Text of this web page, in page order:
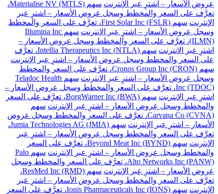
عروض الأسعار – اشترِ عبر الإنترنت
سهم Materialise NV (MTLS)،
تعرَّف على السعر والمخطط وسجل عروض الأسعار – اشترِ عبر
الإنترنت
سهم First Solar Inc (FSLR)، تعرَّف على السعر والمخطط
وسجل عروض الأسعار – اشترِ عبر الإنترنت
سهم Illumina Inc
(ILMN)، تعرَّف على السعر والمخطط وسجل عروض الأسعار –
اشترِ عبر الإنترنت
سهم Intellia Therapeutics Inc (NTLA)، تعرَّف
على السعر والمخطط وسجل عروض الأسعار – اشترِ عبر الإنترنت
سهم Cronos Group Inc (CRON)، تعرَّف على السعر والمخطط
وسجل عروض الأسعار – اشترِ عبر الإنترنت
سهم Teladoc Health
Inc (TDOC)، تعرَّف على السعر والمخطط وسجل عروض الأسعار –
اشترِ عبر الإنترنت
سهم BorgWarner Inc (BWA)، تعرَّف على السعر
والمخطط وسجل عروض الأسعار – اشترِ عبر الإنترنت سهم
Carvana Co (CVNA)، تعرَّف على السعر والمخطط وسجل عروض
الأسعار – اشترِ عبر الإنترنت
سهم Jumia Technologies AG (JMIA)،
تعرَّف على السعر والمخطط وسجل عروض الأسعار – اشترِ عبر
الإنترنت
سهم Beyond Meat Inc (BYND)، تعرَّف على السعر
والمخطط وسجل عروض الأسعار – اشترِ عبر الإنترنت
سهم Palo
Alto Networks Inc (PANW)، تعرَّف على السعر والمخطط وسجل
عروض الأسعار – اشترِ عبر الإنترنت
سهم ResMed Inc (RMD)،
تعرَّف على السعر والمخطط وسجل عروض الأسعار – اشترِ عبر
الإنترنت
سهم Ionis Pharmaceuticals Inc (IONS)، تعرَّف على السعر